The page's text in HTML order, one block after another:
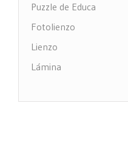
Puzzle de Educa
Fotolienzo
Lienzo
Lámina